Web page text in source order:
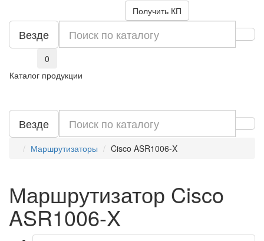
Получить КП
Везде
0
Каталог продукции
Везде
Маршрутизаторы Cisco ASR1006-X
Маршрутизатор Cisco
ASR1006-X